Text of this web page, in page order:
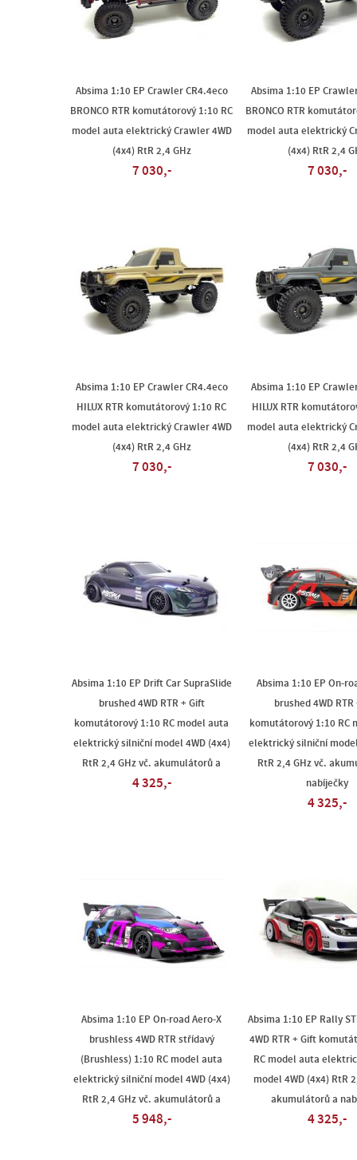
Absima 1:10 EP Crawler CR4.4eco
BRONCO RTR komutátorový 1:10 RC
model auta elektrický Crawler 4WD
(4x4) RtR 2,4 GHz
7 030,-
Absima 1:10 EP
BRONCO RTR
model auta elektrický
(4x4) RtR 2,4
7 030,-
Absima 1:10 EP Crawler CR4.4eco
HILUX RTR komutátorový 1:10 RC
model auta elektrický Crawler 4WD
(4x4) RtR 2,4 GHz
7 030,-
Absima 1:10 EP
HILUX RTR
model auta elektrický
(4x4) RtR 2,4
7 030,-
Absima 1:10 EP Drift Car SupraSlide
brushed 4WD RTR + Gift
komutátorový 1:10 RC model auta
elektrický silniční model 4WD (4x4)
RtR 2,4 GHz vč. akumulátorů a
4 325,-
Absima 1:10 EP On-
brushed 4WD RTR
komutátorový 1:10 RC
elektrický silniční model
RtR 2,4 GHz vč.
nabíječky
4 325,-
Absima 1:10 EP On-road Aero-X
brushless 4WD RTR střídavý
(Brushless) 1:10 RC model auta
elektrický silniční model 4WD (4x4)
RtR 2,4 GHz vč. akumulátorů a
5 948,-
Absima 1:10 EP Rally
4WD RTR + Gift
RC model auta
model 4WD (4x4) RtR
akumulátorů a
4 325,-